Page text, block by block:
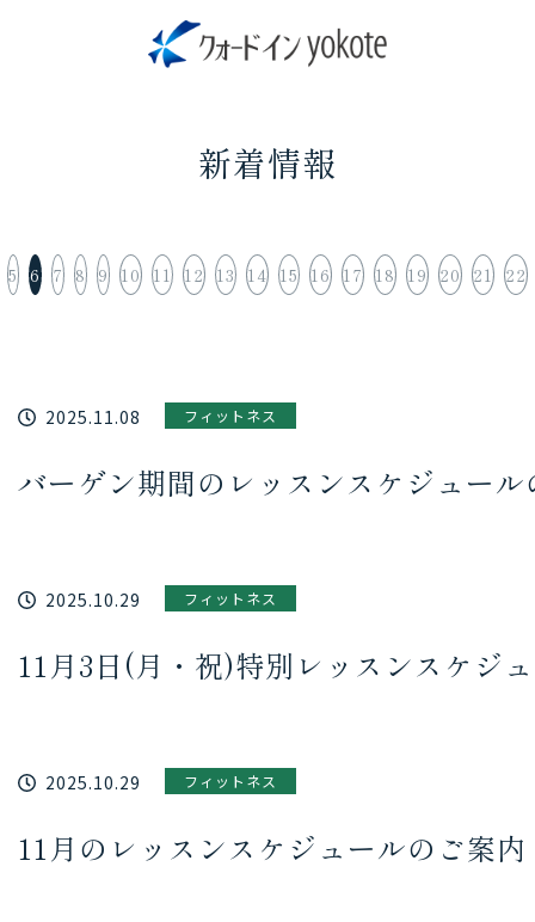
新着情報
5 6 7 8 9 10 11 12 13 14 15 16 17 18 19 20 21 22
2025.11.08 フィットネス
バーゲン期間のレッスンスケジュー
2025.10.29 フィットネス
11月3日(月・祝)特別レッスンスケジ
2025.10.29 フィットネス
11月のレッスンスケジュールのご案内